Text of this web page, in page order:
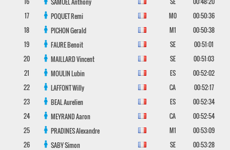
SAMUELAnthony
17
POQUETRemi M0
00:50:36
18
PICHONGerald M1
00:50:38
19
FAUREBenoit SE
00:51:01
20
MAILLARDVincent SE
00:51:03
21
MOULINLubin ES
00:52:02
22
LAFFONTWilly CA
00:52:17
23
BEALAurelien ES
00:52:34
24
MEYRANDAaron CA
00:52:54
25
PRADINESAlexandre M1
00:53:09
26
SABYSimon SE
00:53:28